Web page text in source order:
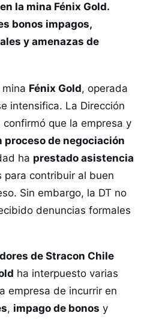
la mina Fénix Gold.
bonos impagos,
y amenazas de
Fénix Gold, operada
intensifica. La Dirección
que la empresa y
proceso de negociación
ha prestado asistencia
para contribuir al buen
Sin embargo, la DT no
denuncias formales
de Stracon Chile
ha interpuesto varias
empresa de incurrir en
, impago de bonos y